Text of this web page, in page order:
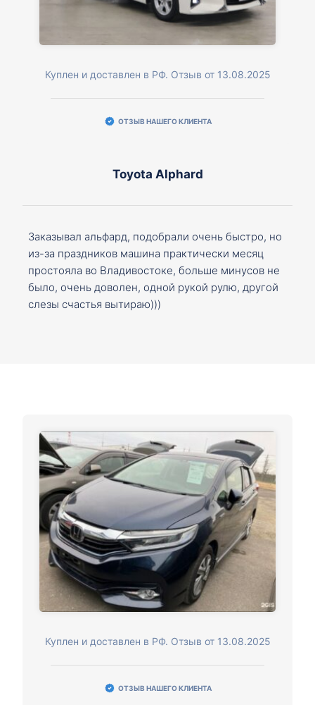
Куплен и доставлен в РФ. Отзыв от 13.08.2025
ОТЗЫВ НАШЕГО КЛИЕНТА
Toyota Alphard
Заказывал альфард, подобрали очень быстро, но
из-за праздников машина практически месяц
простояла во Владивостоке, больше минусов не
было, очень доволен, одной рукой рулю, другой
слезы счастья вытираю)))
Куплен и доставлен в РФ. Отзыв от 13.08.2025
ОТЗЫВ НАШЕГО КЛИЕНТА